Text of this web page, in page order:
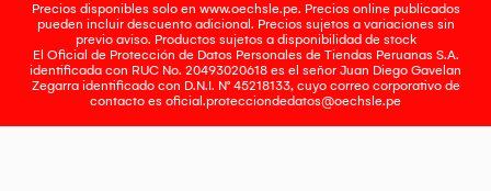
Precios disponibles solo en www.oechsle.pe. Precios online publicados
pueden incluir descuento adicional. Precios sujetos a variaciones sin
previo aviso. Productos sujetos a disponibilidad de stock
El Oficial de Protección de Datos Personales de Tiendas Peruanas S.A.
identificada con RUC No. 20493020618 es el señor Juan Diego Gavelan
Zegarra identificado con D.N.I. N° 45218133, cuyo correo corporativo de
contacto es oficial.protecciondedatos@oechsle.pe